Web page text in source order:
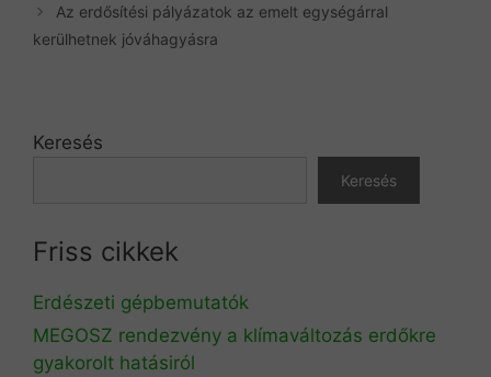
Az erdősítési pályázatok az emelt egységárral
kerülhetnek jóváhagyásra
Keresés
Keresés
Friss cikkek
Erdészeti gépbemutatók
MEGOSZ rendezvény a klímaváltozás erdőkre
gyakorolt hatásiról